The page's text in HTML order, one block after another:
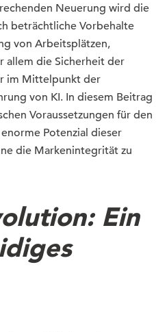
Neuerung wird die
beträchtliche Vorbehalte
von Arbeitsplätzen,
allem die Sicherheit der
im Mittelpunkt der
von KI. In diesem Beitrag
Voraussetzungen für den
Potenzial dieser
die Markenintegrität zu
Ein